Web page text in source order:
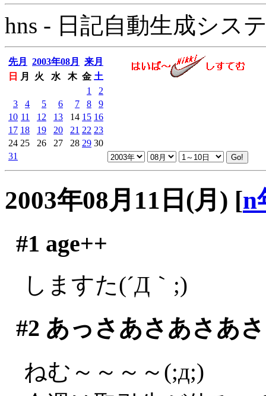
hns - 日記自動生成シス
先月 2003年08月
来月
日
月 火 水 木 金 土
1
2
3
4 5 6 7 8
9
10 11 12 13 14 15 16
17 18 19 20 21 22 23
24 25 26 27 28 29 30
31
2003年08月11日(月) [n
#1 age++
しますた(´Д｀;)
#2 あっさあさあさあ
ねむ～～～～(;д;)